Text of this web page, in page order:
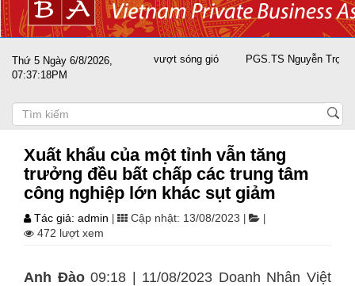
Thứ 5 Ngày 6/8/2026,
07:37:19PM
cánh cùng doanh nghiệp vượt sóng gió PGS.TS Nguyễn Trọng
Xuất khẩu của một tỉnh vẫn tăng
trưởng đều bất chấp các trung tâm
công nghiệp lớn khác sụt giảm
Tác giả: admin Cập nhật: 13/08/2023
472 lượt xem
Anh Đào09:18 | 11/08/2023 Doanh Nhân Việt